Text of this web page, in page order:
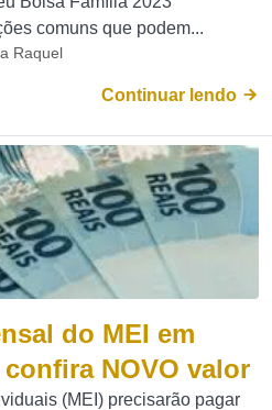
comuns que podem...
Raquel
Continuar lendo
do MEI em
NOVO valor
(MEI) precisarão pagar